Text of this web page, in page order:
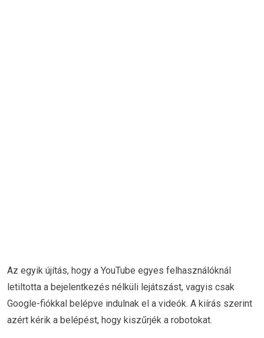
Az egyik újítás, hogy a YouTube egyes felhasználóknál
letiltotta a bejelentkezés nélküli lejátszást, vagyis csak
Google-fiókkal belépve indulnak el a videók. A kiírás szerint
azért kérik a belépést, hogy kiszűrjék a robotokat.